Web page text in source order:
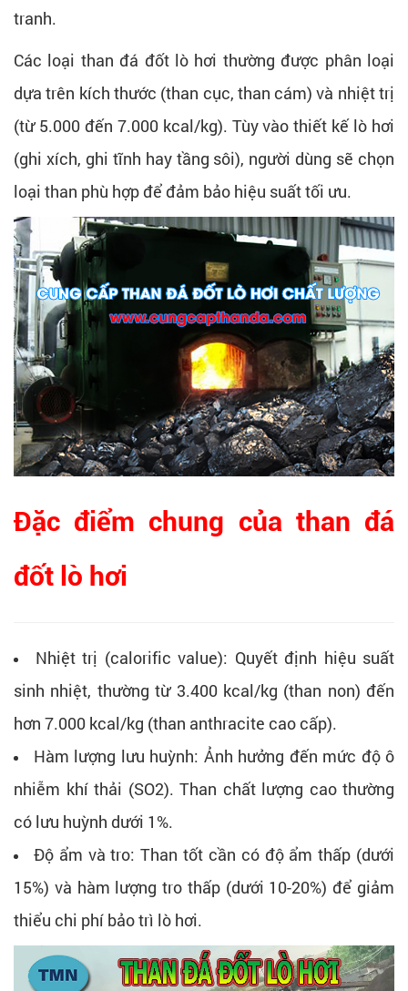
tranh.
Các loại than đá đốt lò hơi thường được phân loại
dựa trên kích thước (than cục, than cám) và nhiệt trị
(từ 5.000 đến 7.000 kcal/kg). Tùy vào thiết kế lò hơi
(ghi xích, ghi tĩnh hay tầng sôi), người dùng sẽ chọn
loại than phù hợp để đảm bảo hiệu suất tối ưu.
Đặc điểm chung của than đá
đốt lò hơi
Nhiệt trị (calorific value): Quyết định hiệu suất
sinh nhiệt, thường từ 3.400 kcal/kg (than non) đến
hơn 7.000 kcal/kg (than anthracite cao cấp).
Hàm lượng lưu huỳnh: Ảnh hưởng đến mức độ ô
nhiễm khí thải (SO2). Than chất lượng cao thường
có lưu huỳnh dưới 1%.
Độ ẩm và tro: Than tốt cần có độ ẩm thấp (dưới
15%) và hàm lượng tro thấp (dưới 10-20%) để giảm
thiểu chi phí bảo trì lò hơi.